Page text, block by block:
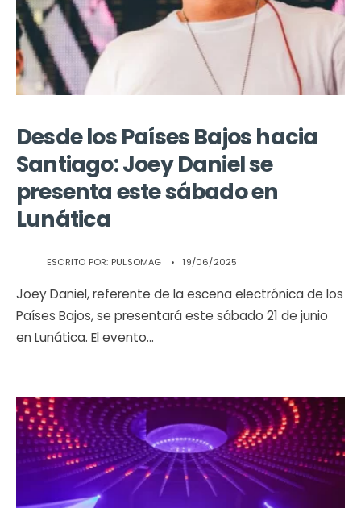
Desde los Países Bajos hacia
Santiago: Joey Daniel se
presenta este sábado en
Lunática
ESCRITO POR: PULSOMAG • 19/06/2025
Joey Daniel, referente de la escena electrónica de los
Países Bajos, se presentará este sábado 21 de junio
en Lunática. El evento...